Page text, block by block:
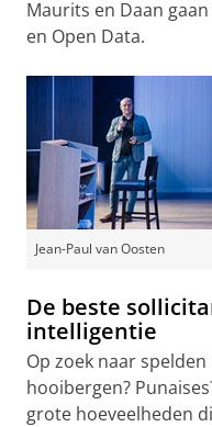
Maurits en Daan
en Open Data.
Jean-Paul van Oosten
De beste
intelligentie
Op zoek naar
hooibergen?
grote hoeveelheden